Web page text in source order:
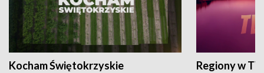
Kocham Świętokrzyskie Regiony w